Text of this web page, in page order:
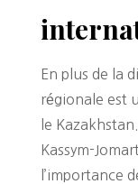
En plus de la
régionale est
le
Kassym-
l’importance